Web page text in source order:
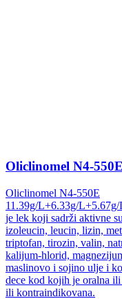
Oliclinomel N4-
Oliclinomel N4-550E
11.39g/L+6.33g/
je lek koji sadrži aktivne
izoleucin, leucin, lizin,
triptofan, tirozin, valin,
kalijum-hlorid,
maslinovo i sojino ulje i
dece kod kojih je oralna
ili kontraindikovana.